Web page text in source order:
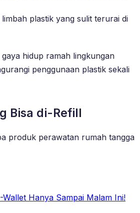
plastik yang sulit terurai di
hidup ramah lingkungan
penggunaan plastik sekali
Bisa di-Refill
produk perawatan rumah tangga
Hanya Sampai Malam Ini!